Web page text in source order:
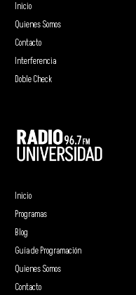
Inicio
Quienes Somos
Contacto
Interferencia
Doble Check
Inicio
Programas
Blog
Guía de Programación
Quienes Somos
Contacto